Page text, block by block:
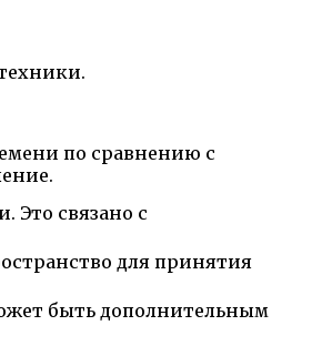
по сравнению с
Это связано с
для принятия
быть дополнительным